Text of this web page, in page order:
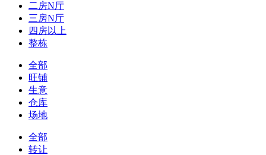
二房N厅
三房N厅
四房以上
整栋
全部
旺铺
生意
仓库
场地
全部
转让